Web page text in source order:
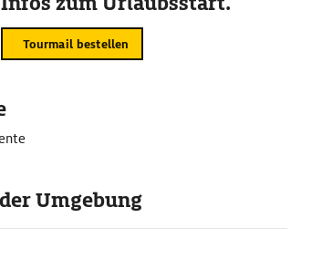
Tourmail bestellen
Umgebung